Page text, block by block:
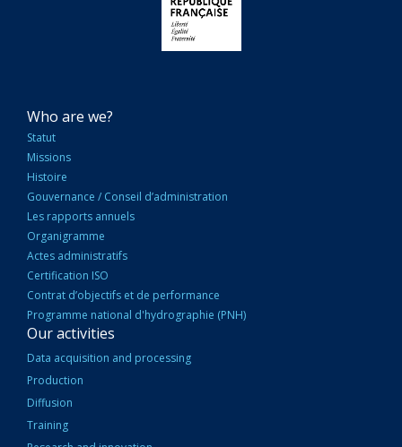
NAVIGATION
PRINCIPALE
Who are we?
Statut
Missions
Histoire
Gouvernance / Conseil d’administration
Les rapports annuels
Organigramme
Actes administratifs
Certification ISO
Contrat d’objectifs et de performance
Programme national d'hydrographie (PNH)
Our activities
Data acquisition and processing
Production
Diffusion
Training